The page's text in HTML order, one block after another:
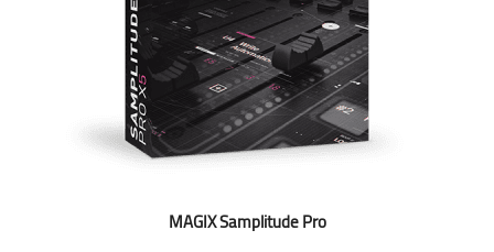
MAGIX Samplitude Pro